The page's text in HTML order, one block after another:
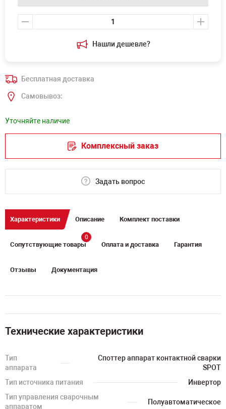
Нашли дешевле?
Бесплатная доставка
Самовывоз:
Уточняйте наличие
Комплексный заказ
Задать вопрос
Характеристики Описание Комплект поставки
Сопутствующие товары
0
Оплата и доставка Гарантия
Отзывы Документация
Технические характеристики
Тип
аппарата
Споттер аппарат контактной сварки
SPOT
Тип источника питания
Инвертор
Тип управления сварочным
аппаратом
Полуавтоматическое